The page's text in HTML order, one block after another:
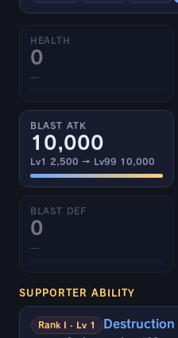
HEALTH
0
—
BLAST ATK
10,000
Lv1 2,500 → Lv99 10,000
BLAST DEF
0
—
SUPPORTER ABILITY
Rank I · Lv 1